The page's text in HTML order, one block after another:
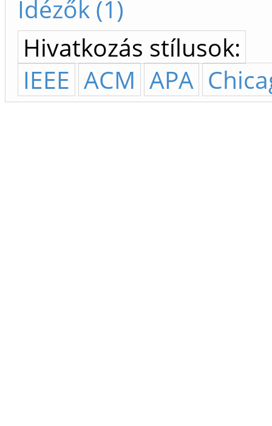
Idézők (1)
Hivatkozás stílusok:
IEEE ACM APA